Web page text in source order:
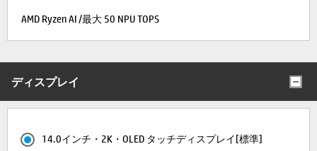
AMD Ryzen AI /最大 50 NPU TOPS
ディスプレイ
14.0インチ・2K・OLED タッチディスプレイ[標準]